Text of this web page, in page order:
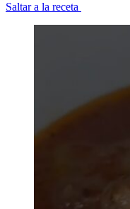
Saltar a la receta